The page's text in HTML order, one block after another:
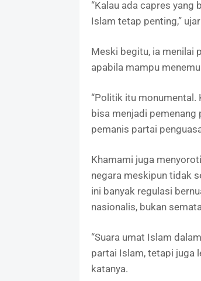
“Kalau ada capres yang
Islam tetap penting,”
Meski begitu, ia menilai
apabila mampu
“Politik itu monumental.
bisa menjadi pemenang
pemanis partai
Khamami juga
negara meskipun tidak
ini banyak regulasi
nasionalis, bukan
“Suara umat Islam
partai Islam, tetapi juga
katanya.